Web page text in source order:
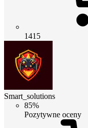
1415
Smart_solutions
85%
Pozytywne oceny